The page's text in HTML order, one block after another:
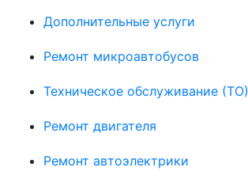
Дополнительные услуги
Ремонт микроавтобусов
Техническое обслуживание (ТО)
Ремонт двигателя
Ремонт автоэлектрики